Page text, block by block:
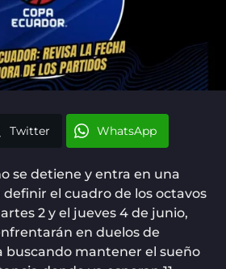
Twitter WhatsApp
se detiene y entra en una
el cuadro de los octavos
2 y el jueves 4 de junio,
en duelos de
buscando mantener el sueño